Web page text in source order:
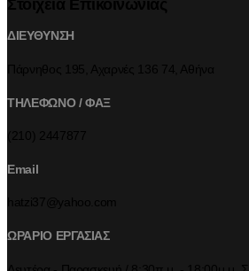
ΔΙΕΥΘΥΝΣΗ
ΤΗΛΕΦΩΝΟ / ΦΑΞ
Email
ΩΡΑΡΙΟ ΕΡΓΑΣΙΑΣ